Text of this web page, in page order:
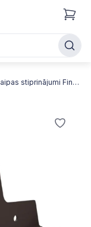
Ruukki Jumta laipas stiprinājumi Finnera profiliem